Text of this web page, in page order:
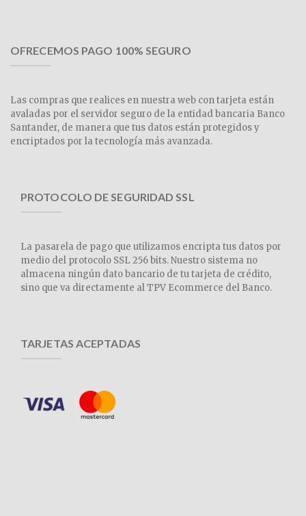
OFRECEMOS PAGO 100% SEGURO
Las compras que realices en nuestra web con tarjeta están
avaladas por el servidor seguro de la entidad bancaria Banco
Santander, de manera que tus datos están protegidos y
encriptados por la tecnología más avanzada.
PROTOCOLO DE SEGURIDAD SSL
La pasarela de pago que utilizamos encripta tus datos por
medio del protocolo SSL 256 bits. Nuestro sistema no
almacena ningún dato bancario de tu tarjeta de crédito,
sino que va directamente al TPV Ecommerce del Banco.
TARJETAS ACEPTADAS